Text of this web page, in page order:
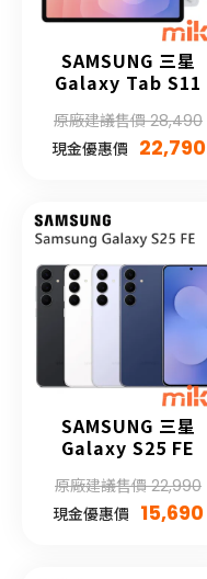
SAMSUNG 三星
Galaxy Tab S11
原廠建議售價 28,490
現金優惠價 22,790
SAMSUNG 三星
Galaxy S25 FE
原廠建議售價 22,990
現金優惠價 15,690